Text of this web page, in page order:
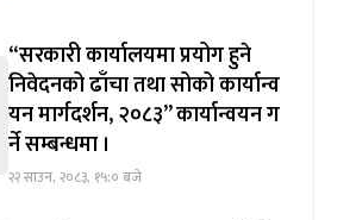
“सरकारी कार्यालयमा प्रयोग हुने
निवेदनको ढाँचा तथा सोको कार्यान्व
यन मार्गदर्शन, २०८३” कार्यान्वयन ग
र्ने सम्बन्धमा ।
२२ साउन, २०८३, १५:० बजे